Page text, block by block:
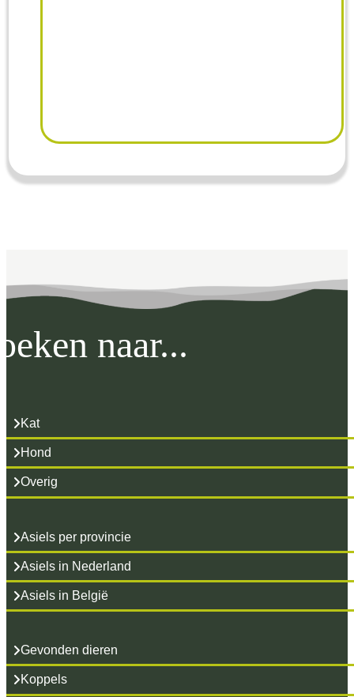
naar...
Kat
Hond
Overig
Asiels per provincie
Asiels in Nederland
Asiels in België
Gevonden dieren
Koppels